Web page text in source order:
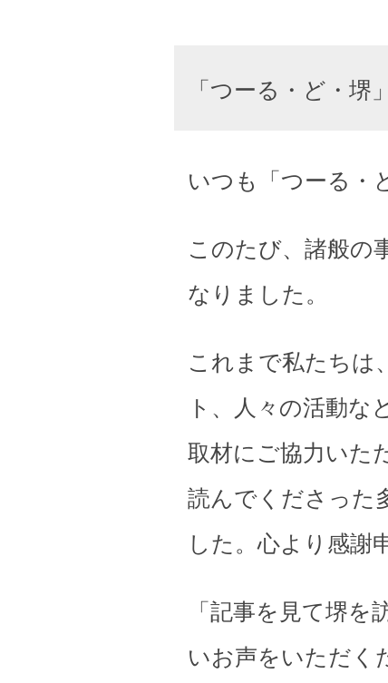
「つーる・ど・
いつも「つーる・
このたび、諸般の
なりました。
これまで私たちは
ト、人々の活動な
取材にご協力いた
読んでくださった
した。心より感謝
「記事を見て堺
いお声をいただく